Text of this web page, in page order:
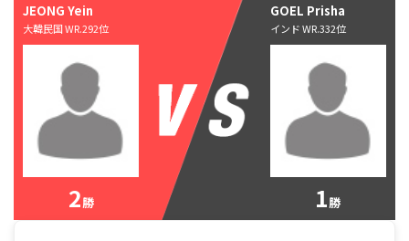
JEONG Yein
大韓民国 WR.292位
2勝
GOEL Prisha
インド WR.332位
1勝